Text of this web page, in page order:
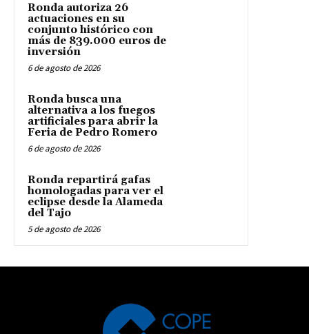
Ronda autoriza 26
actuaciones en su
conjunto histórico con
más de 839.000 euros de
inversión
6 de agosto de 2026
Ronda busca una
alternativa a los fuegos
artificiales para abrir la
Feria de Pedro Romero
6 de agosto de 2026
Ronda repartirá gafas
homologadas para ver el
eclipse desde la Alameda
del Tajo
5 de agosto de 2026